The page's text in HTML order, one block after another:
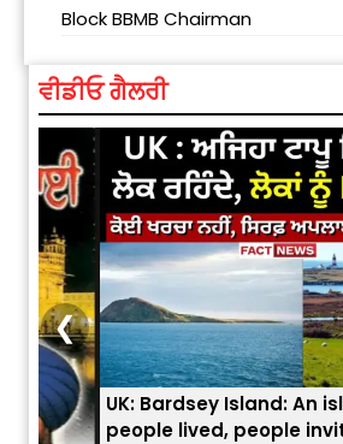
Block BBMB Chairman
ਵੀਡੀਓ ਗੈਲਰੀ
UK: Bardsey Island: An island
people lived, people invited to
❮